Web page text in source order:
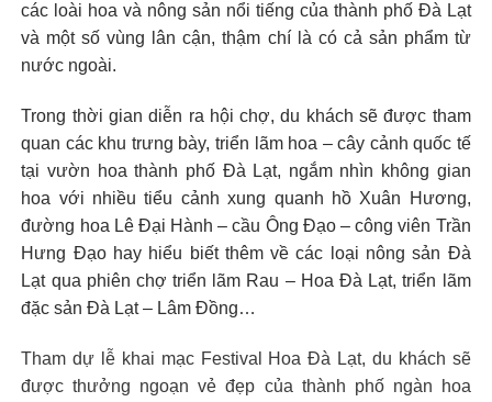
các loài hoa và nông sản nổi tiếng của thành phố Đà Lạt
và một số vùng lân cận, thậm chí là có cả sản phẩm từ
nước ngoài.
Trong thời gian diễn ra hội chợ, du khách sẽ được tham
quan các khu trưng bày, triển lãm hoa – cây cảnh quốc tế
tại vườn hoa thành phố Đà Lạt, ngắm nhìn không gian
hoa với nhiều tiểu cảnh xung quanh hồ Xuân Hương,
đường hoa Lê Đại Hành – cầu Ông Đạo – công viên Trần
Hưng Đạo hay hiểu biết thêm về các loại nông sản Đà
Lạt qua phiên chợ triển lãm Rau – Hoa Đà Lạt, triển lãm
đặc sản Đà Lạt – Lâm Đồng…
Tham dự lễ khai mạc Festival Hoa Đà Lạt, du khách sẽ
được thưởng ngoạn vẻ đẹp của thành phố ngàn hoa